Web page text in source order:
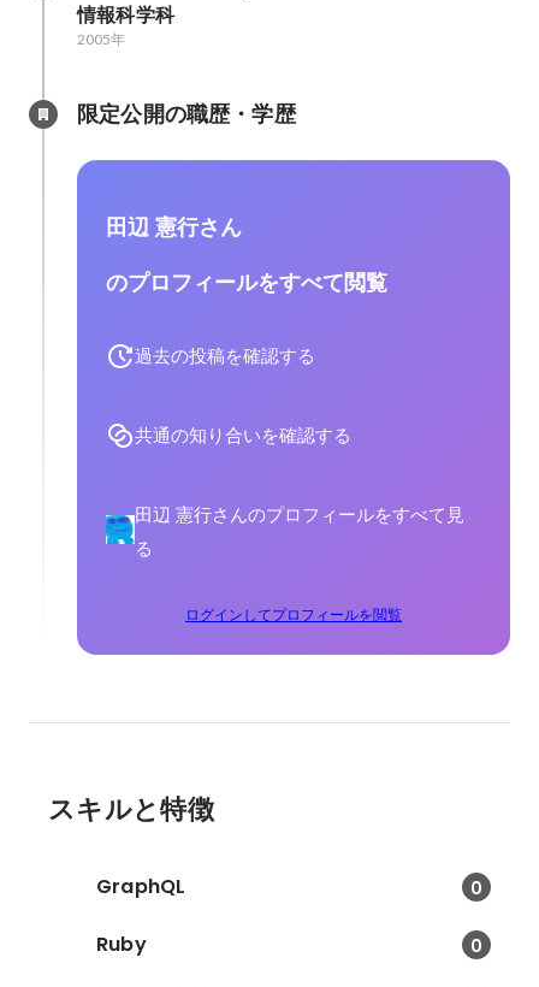
情報科学科
2005年
限定公開の職歴・学歴
田辺 憲行さん
のプロフィールをすべて閲覧
過去の投稿を確認する
共通の知り合いを確認する
田辺 憲行さんのプロフィールをすべて見
る
ログインしてプロフィールを閲覧
スキルと特徴
GraphQL 0
Ruby 0